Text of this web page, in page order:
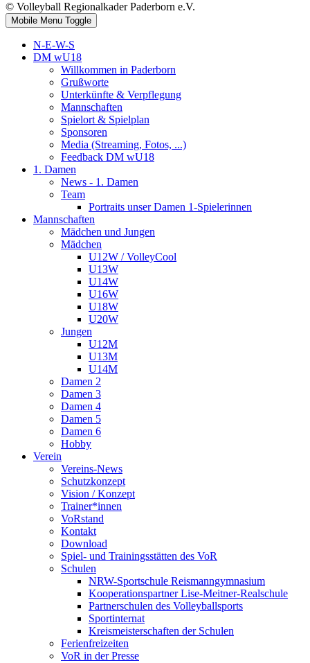
© Volleyball Regionalkader Paderborn e.V.
Mobile Menu Toggle
N-E-W-S
DM wU18
Willkommen in Paderborn
Grußworte
Unterkünfte & Verpflegung
Mannschaften
Spielort & Spielplan
Sponsoren
Media (Streaming, Fotos, ...)
Feedback DM wU18
1. Damen
News - 1. Damen
Team
Portraits unser Damen 1-Spielerinnen
Mannschaften
Mädchen und Jungen
Mädchen
U12W / VolleyCool
U13W
U14W
U16W
U18W
U20W
Jungen
U12M
U13M
U14M
Damen 2
Damen 3
Damen 4
Damen 5
Damen 6
Hobby
Verein
Vereins-News
Schutzkonzept
Vision / Konzept
Trainer*innen
VoRstand
Kontakt
Download
Spiel- und Trainingsstätten des VoR
Schulen
NRW-Sportschule Reismanngymnasium
Kooperationspartner Lise-Meitner-Realschule
Partnerschulen des Volleyballsports
Sportinternat
Kreismeisterschaften der Schulen
Ferienfreizeiten
VoR in der Presse